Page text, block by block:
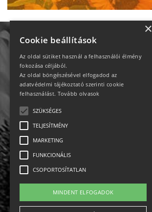
Adatvédelem
Impresszum-kapcsolat
English
×
Cookie beállítások
Az oldal sütiket használ a felhasználói élmény
fokozása céljából.
Az oldal böngészésével elfogadod az
adatvédelmi tájékoztató szerinti cookie
felhasználást. Tovább olvasok
SZÜKSÉGES
TELJESÍTMÉNY
MARKETING
FUNKCIONÁLIS
CSOPORTOSÍTATLAN
MINDENT ELFOGADOK